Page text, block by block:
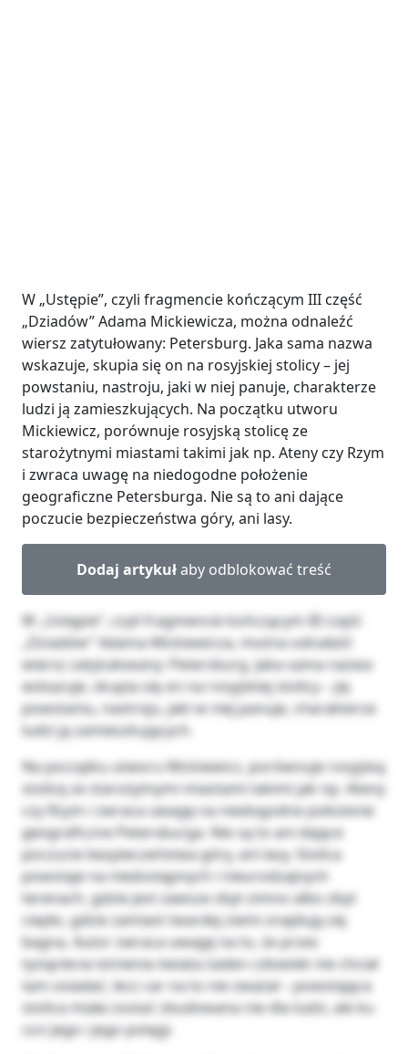
W „Ustępie”, czyli fragmencie kończącym III część
„Dziadów” Adama Mickiewicza, można odnaleźć
wiersz zatytułowany: Petersburg. Jaka sama nazwa
wskazuje, skupia się on na rosyjskiej stolicy – jej
powstaniu, nastroju, jaki w niej panuje, charakterze
ludzi ją zamieszkujących. Na początku utworu
Mickiewicz, porównuje rosyjską stolicę ze
starożytnymi miastami takimi jak np. Ateny czy Rzym
i zwraca uwagę na niedogodne położenie
geograficzne Petersburga. Nie są to ani dające
poczucie bezpieczeństwa góry, ani lasy.
Dodaj artykułaby odblokować treść
W „Ustępie”, czyli fragmencie kończącym III część
„Dziadów” Adama Mickiewicza, można odnaleźć
wiersz zatytułowany: Petersburg. Jaka sama nazwa
wskazuje, skupia się on na rosyjskiej stolicy – jej
powstaniu, nastroju, jaki w niej panuje, charakterze
ludzi ją zamieszkujących.
Na początku utworu Mickiewicz, porównuje rosyjską
stolicę ze starożytnymi miastami takimi jak np. Ateny
czy Rzym i zwraca uwagę na niedogodne położenie
geograficzne Petersburga. Nie są to ani dające
poczucie bezpieczeństwa góry, ani lasy. Stolica
powstaje na niedostępnych i nieurodzajnych
terenach, gdzie jest zawsze zbyt zimno albo zbyt
ciepło, gdzie zamiast twardej ziemi znajdują się
bagna. Autor zwraca uwagę na to, że przez
tysiąclecia istnienia świata żaden człowiek nie chciał
tam osiadać, lecz car na to nie zważał – powstająca
stolica miała zostać zbudowana nie dla ludzi, ale ku
czci jego i jego potęgi.